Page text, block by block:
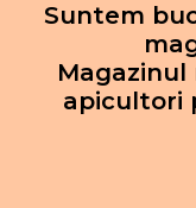
Suntem
apicultori